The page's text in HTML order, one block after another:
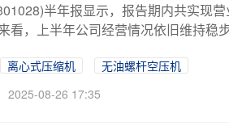
半年报显示，报告期内共实现
看，上半年公司经营情况依旧维持稳
离心式压缩机
无油螺杆空压机
2025-08-26 17:35